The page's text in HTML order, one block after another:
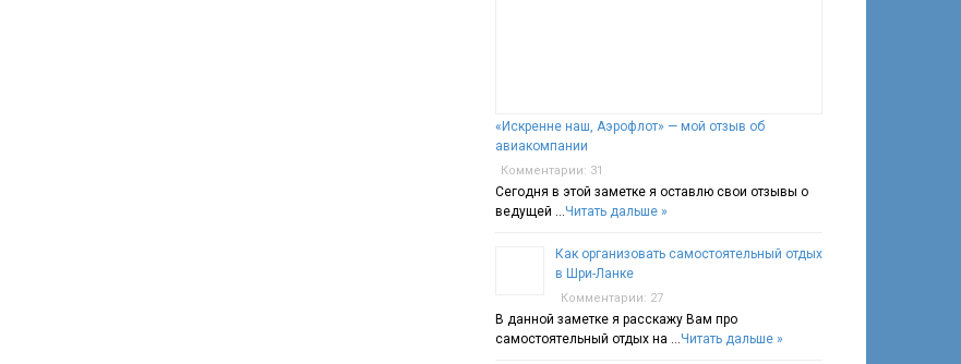
«Искренне наш, Аэрофлот» — мой отзыв об
авиакомпании
Комментарии: 31
Сегодня в этой заметке я оставлю свои отзывы о
ведущей …Читать дальше »
Как организовать самостоятельный отдых
в Шри-Ланке
Комментарии: 27
В данной заметке я расскажу Вам про
самостоятельный отдых на …Читать дальше »